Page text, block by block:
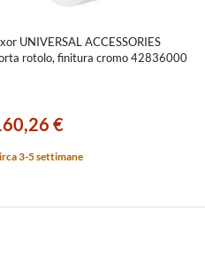
UNIVERSAL ACCESSORIES
rotolo, finitura cromo 42836000
€
3-5 settimane